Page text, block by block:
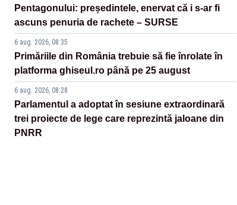
Pentagonului: președintele, enervat că i s-ar fi
ascuns penuria de rachete – SURSE
6 aug. 2026, 08:35
Primăriile din România trebuie să fie înrolate în
platforma ghiseul.ro până pe 25 august
6 aug. 2026, 08:28
Parlamentul a adoptat în sesiune extraordinară
trei proiecte de lege care reprezintă jaloane din
PNRR